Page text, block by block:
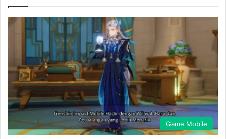
Game Mobile